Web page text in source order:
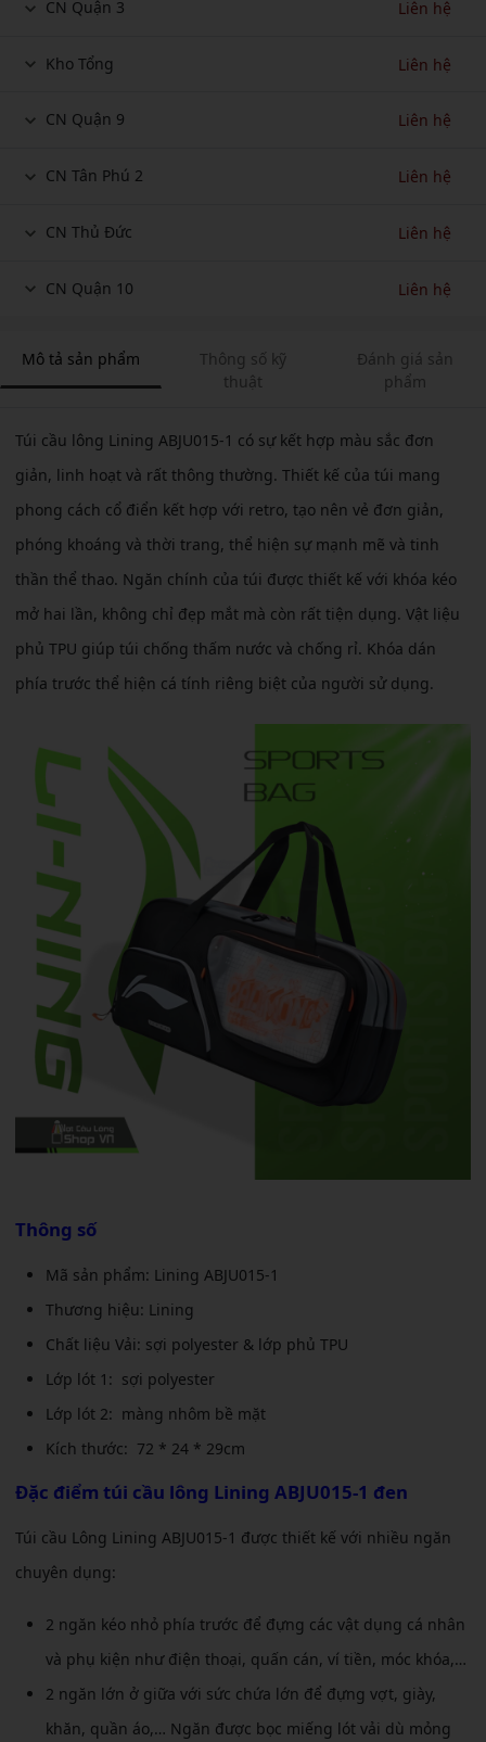
CN Quận 3 Liên hệ
Kho Tổng Liên hệ
CN Quận 9 Liên hệ
CN Tân Phú 2 Liên hệ
CN Thủ Đức Liên hệ
CN Quận 10 Liên hệ
Mô tả sản phẩm
Thông số kỹ
thuật
Đánh giá sản
phẩm
Túi cầu lông Lining ABJU015-1 có sự kết hợp màu sắc đơn
giản, linh hoạt và rất thông thường. Thiết kế của túi mang
phong cách cổ điển kết hợp với retro, tạo nên vẻ đơn giản,
phóng khoáng và thời trang, thể hiện sự mạnh mẽ và tinh
thần thể thao. Ngăn chính của túi được thiết kế với khóa kéo
mở hai lần, không chỉ đẹp mắt mà còn rất tiện dụng. Vật liệu
phủ TPU giúp túi chống thấm nước và chống rỉ. Khóa dán
phía trước thể hiện cá tính riêng biệt của người sử dụng.
Thông số
Mã sản phẩm: Lining ABJU015-1
Thương hiệu: Lining
Chất liệu Vải: sợi polyester & lớp phủ TPU
Lớp lót 1: sợi polyester
Lớp lót 2: màng nhôm bề mặt
Kích thước: 72 * 24 * 29cm
Đặc điểm túi cầu lông Lining ABJU015-1 đen
Túi cầu Lông Lining ABJU015-1 được thiết kế với nhiều ngăn
chuyên dụng:
2 ngăn kéo nhỏ phía trước để đựng các vật dụng cá nhân
và phụ kiện như điện thoại, quấn cán, ví tiền, móc khóa,…
2 ngăn lớn ở giữa với sức chứa lớn để đựng vợt, giày,
khăn, quần áo,… Ngăn được bọc miếng lót vải dù mỏng